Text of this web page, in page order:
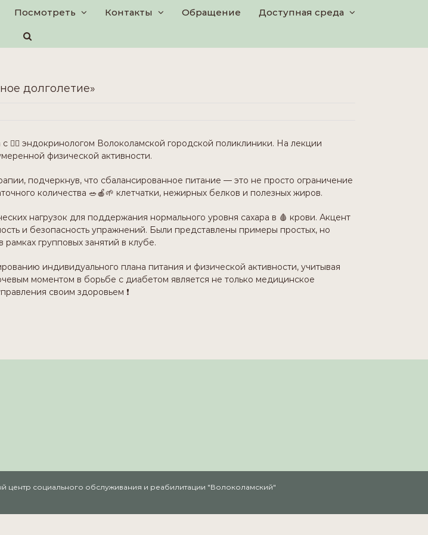
Посмотреть Контакты Обращениe Доступная среда
долголетие»
👨‍⚕️ эндокринологом Волоколамской городской поликлиники. На лекции
физической активности.
подчеркнув, что сбалансированное питание — это не просто ограничение
количества 🥗🍎🌱 клетчатки, нежирных белков и полезных жиров.
нагрузок для поддержания нормального уровня сахара в 🩸 крови. Акцент
и безопасность упражнений. Были представлены примеры простых, но
групповых занятий в клубе.
индивидуального плана питания и физической активности, учитывая
моментом в борьбе с диабетом является не только медицинское
своим здоровьем ❗
социального обслуживания и реабилитации "Волоколамский"